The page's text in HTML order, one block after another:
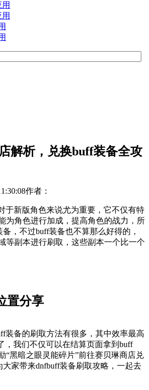
解析，兑换buff装备全攻
作者：
于新版角色来说尤为重要，它不仅有特
为角色进行加成，提高角色的战力，所
，不过buff装备也不算那么好得的，
等副本进行刷取，这些副本一个比一个
置分享
装备的刷取方法有很多，其中效率最高
，我们不仅可以在结算页面拿到buff
“黑暗之眼灵能碎片”前往赛贝琳商店兑
家带来dnfbuff装备刷取攻略，一起去